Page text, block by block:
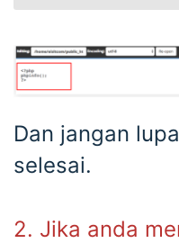
Dan jangan
selesai.
2. Jika anda